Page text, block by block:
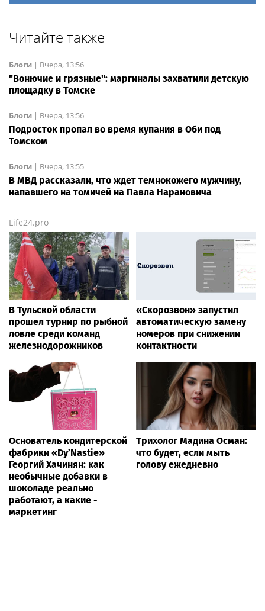
Читайте также
Блоги | Вчера, 13:56
"Вонючие и грязные": маргиналы захватили детскую
площадку в Томске
Блоги | Вчера, 13:56
Подросток пропал во время купания в Оби под
Томском
Блоги | Вчера, 13:55
В МВД рассказали, что ждет темнокожего мужчину,
напавшего на томичей на Павла Нарановича
Life24.pro
В Тульской области
прошел турнир по рыбной
ловле среди команд
железнодорожников
«Скорозвон» запустил
автоматическую замену
номеров при снижении
контактности
Основатель кондитерской
фабрики «Dy’Nastie»
Георгий Хачинян: как
необычные добавки в
шоколаде реально
работают, а какие -
маркетинг
Трихолог Мадина Осман:
что будет, если мыть
голову ежедневно